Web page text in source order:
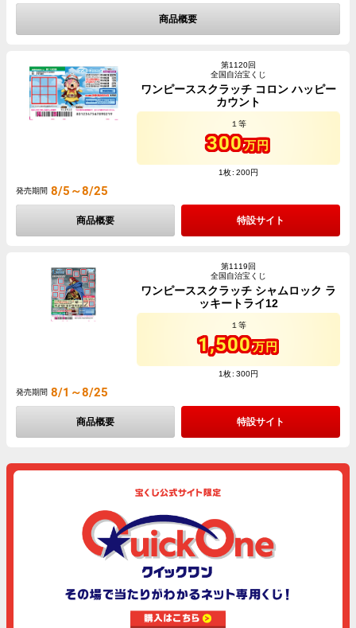
商品概要
第1120回
全国自治宝くじ
ワンピーススクラッチ コロン ハッピー
カウント
１等
300万円
1枚 200円
発売期間 8/5～8/25
商品概要 特設サイト
第1119回
全国自治宝くじ
ワンピーススクラッチ シャムロック ラ
ッキートライ12
１等
1,500万円
1枚 300円
発売期間 8/1～8/25
商品概要 特設サイト